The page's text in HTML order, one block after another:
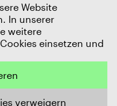
AG
Website
In unserer
weitere
einsetzen und
verweigern